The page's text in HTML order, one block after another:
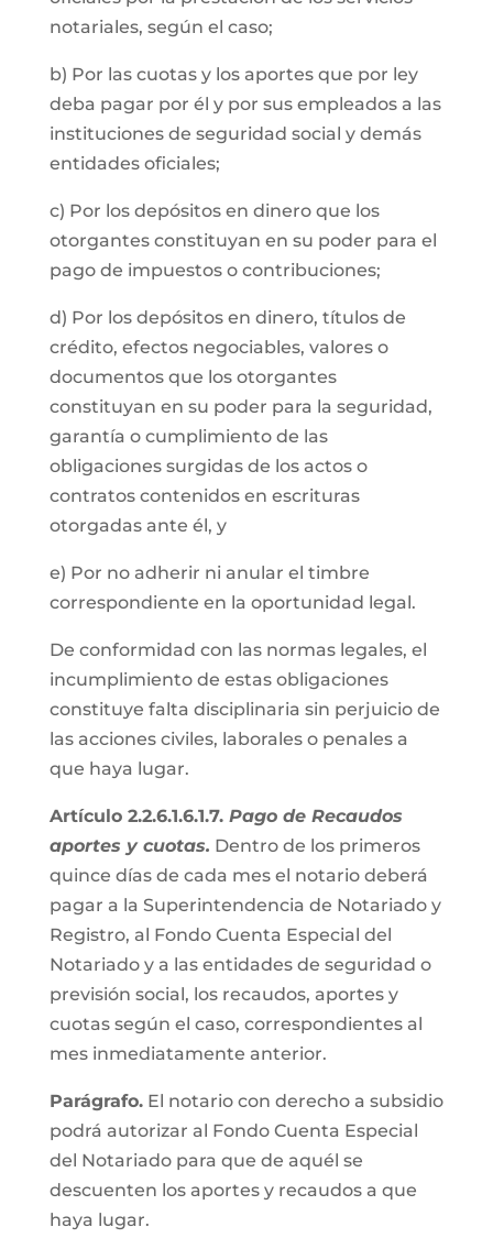
notariales, según el caso;
b) Por las cuotas y los aportes que por ley
deba pagar por él y por sus empleados a las
instituciones de seguridad social y demás
entidades oficiales;
c) Por los depósitos en dinero que los
otorgantes constituyan en su poder para el
pago de impuestos o contribuciones;
d) Por los depósitos en dinero, títulos de
crédito, efectos negociables, valores o
documentos que los otorgantes
constituyan en su poder para la seguridad,
garantía o cumplimiento de las
obligaciones surgidas de los actos o
contratos contenidos en escrituras
otorgadas ante él, y
e) Por no adherir ni anular el timbre
correspondiente en la oportunidad legal.
De conformidad con las normas legales, el
incumplimiento de estas obligaciones
constituye falta disciplinaria sin perjuicio de
las acciones civiles, laborales o penales a
que haya lugar.
Artículo 2.2.6.1.6.1.7. Pago de Recaudos
aportes y cuotas. Dentro de los primeros
quince días de cada mes el notario deberá
pagar a la Superintendencia de Notariado y
Registro, al Fondo Cuenta Especial del
Notariado y a las entidades de seguridad o
previsión social, los recaudos, aportes y
cuotas según el caso, correspondientes al
mes inmediatamente anterior.
Parágrafo.El notario con derecho a subsidio
podrá autorizar al Fondo Cuenta Especial
del Notariado para que de aquél se
descuenten los aportes y recaudos a que
haya lugar.